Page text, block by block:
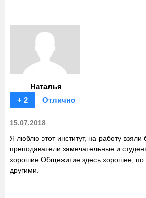
Наталья
+ 2
Отлично
15.07.2018
Я люблю этот институт, на работу взяли
преподаватели замечательные и
хорошие.Общежитие здесь хорошее, по
другими.